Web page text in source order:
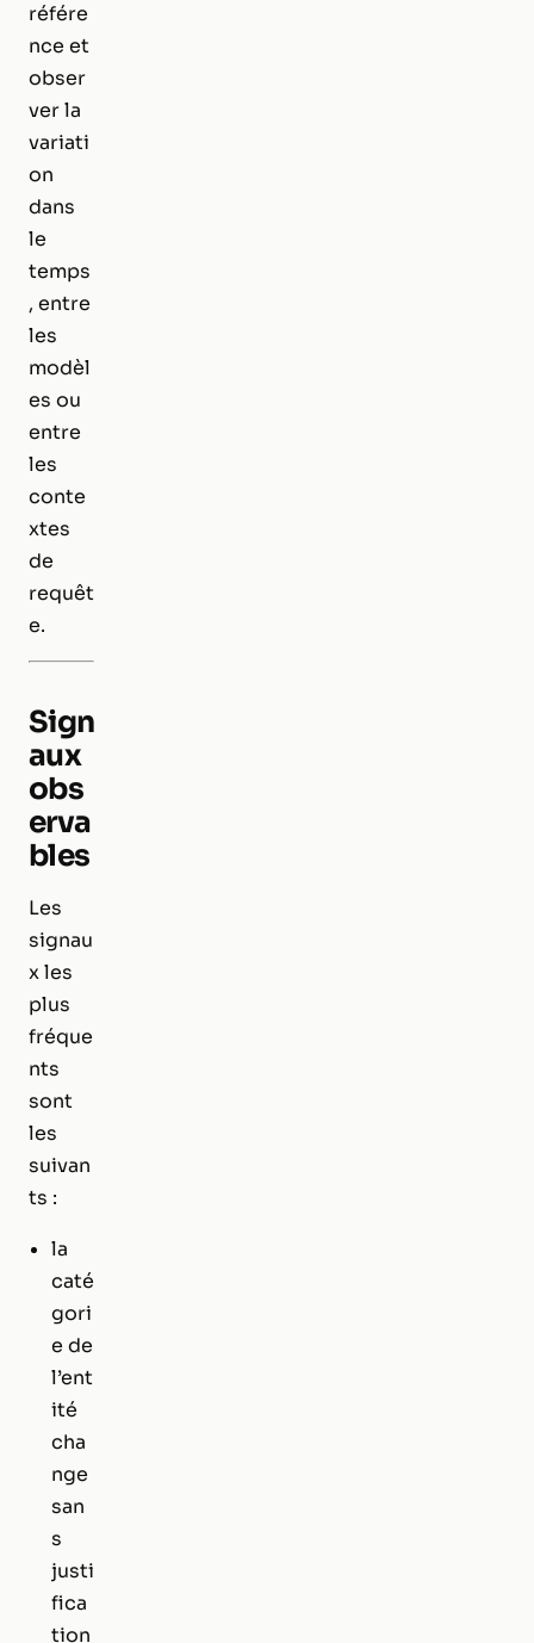
référe
nce et
obser
ver la
variati
on
dans
le
temps
, entre
les
modèl
es ou
entre
les
conte
xtes
de
requêt
e.
Sign
aux
obs
erva
bles
Les
signau
x les
plus
fréque
nts
sont
les
suivan
ts :
la
caté
gori
e de
l’ent
ité
cha
nge
san
s
justi
fica
tion